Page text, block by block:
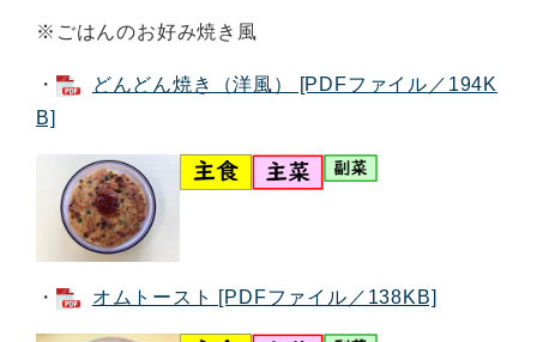
※ごはんのお好み焼き風
・
どんどん焼き（洋風） [PDFファイル／194K
B]
・ オムトースト [PDFファイル／138KB]